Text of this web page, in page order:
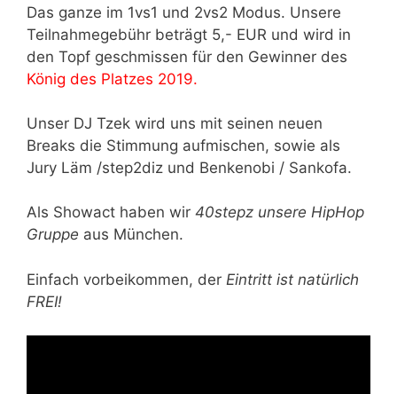
Das ganze im 1vs1 und 2vs2 Modus. Unsere
Teilnahmegebühr beträgt 5,- EUR und wird in
den Topf geschmissen für den Gewinner des
König des Platzes 2019.
Unser DJ Tzek wird uns mit seinen neuen
Breaks die Stimmung aufmischen, sowie als
Jury Läm /step2diz und Benkenobi / Sankofa.
Als Showact haben wir 40stepz unsere HipHop
Gruppe aus München.
Einfach vorbeikommen, der Eintritt ist natürlich
FREI!